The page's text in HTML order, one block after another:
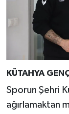
KÜTAHYA
Sporun Şehri
ağırlamaktan